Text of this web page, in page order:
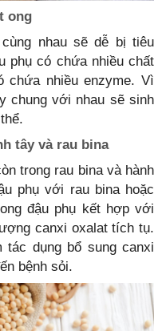
ong
nhau sẽ dễ bị tiêu
phụ có chứa nhiều chất
chứa nhiều enzyme. Vì
chung với nhau sẽ sinh
tây và rau bina
trong rau bina và hành
phụ với rau bina hoặc
đậu phụ kết hợp với
canxi oxalat tích tụ.
tác dụng bổ sung canxi
bệnh sỏi.